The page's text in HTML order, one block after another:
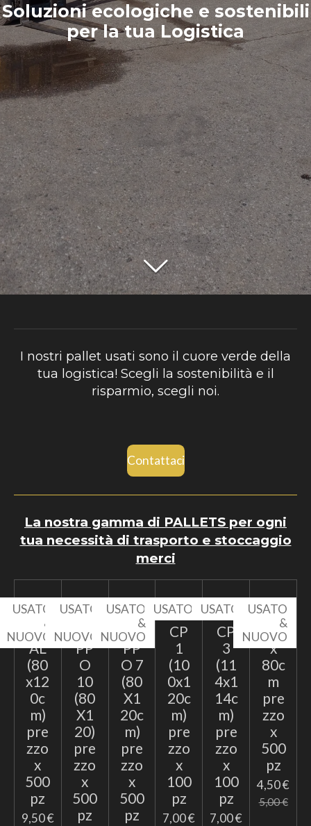
Soluzioni ecologiche e sostenibili
per la tua Logistica
I nostri pallet usati sono il cuore verde della
tua logistica! Scegli la sostenibilità e il
risparmio, scegli noi.
Contattaci
La nostra gamma di PALLETS per ogni
tua necessità di trasporto e stoccaggio
merci
USATO
&
NUOVO
EP
AL
(80
x12
0c
m)
pre
zzo
x
500
pz
9,50 €
USATO
NUOVO
TA
PP
O
10
(80
X1
20)
pre
zzo
x
500
pz
USATO
&
NUOVO
TA
PP
O 7
(80
X1
20c
m)
pre
zzo
x
500
pz
USATO
CP
1
(10
0x1
20c
m)
pre
zzo
x
100
pz
7,00 €
USATO
CP
3
(11
4x1
14c
m)
pre
zzo
x
100
pz
7,00 €
USATO
&
NUOVO
60
x
80c
m
pre
zzo
x
500
pz
4,50 €
5,00 €